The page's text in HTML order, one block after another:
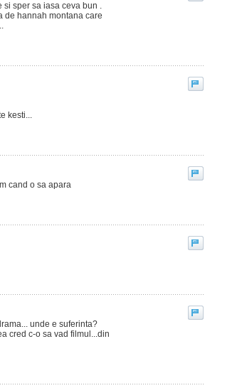
si sper sa iasa ceva bun .
de hannah montana care
kesti...
cand o sa apara
unde e suferinta?
cred c-o sa vad filmul...din